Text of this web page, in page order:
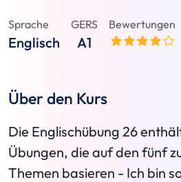
Sprache
Englisch
GERS
A1
Bewertungen
Über den Kurs
Die Englischübung 26
Übungen, die auf den fünf
Themen basieren - Ich bin